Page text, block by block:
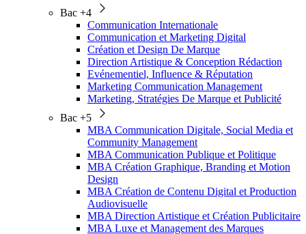
Bac +4
Communication Internationale
Communication et Marketing Digital
Création et Design De Marque
Direction Artistique & Conception Rédaction
Evénementiel, Influence & Réputation
Marketing Communication Management
Marketing, Stratégies De Marque et Publicité
Bac +5
MBA Communication Digitale, Social Media et
Community Management
MBA Communication Publique et Politique
MBA Création Graphique, Branding et Motion
Design
MBA Création de Contenu Digital et Production
Audiovisuelle
MBA Direction Artistique et Création Publicitaire
MBA Luxe et Management des Marques